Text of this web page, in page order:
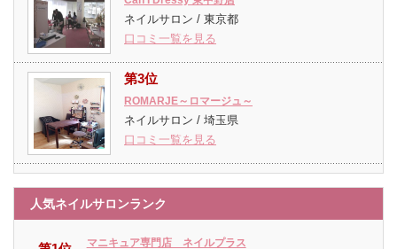
ネイルサロン / 東京都
口コミ一覧を見る
第3位
ROMARJE～ロマージュ～
ネイルサロン / 埼玉県
口コミ一覧を見る
人気ネイルサロンランク
マニキュア専門店 ネイルプラス